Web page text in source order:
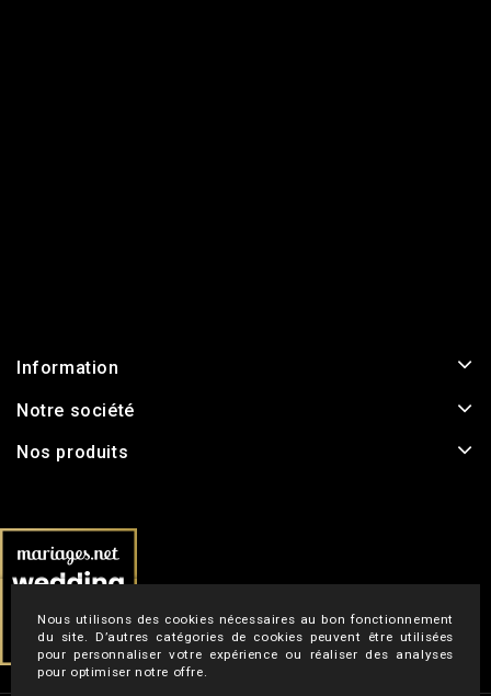
Nous utilisons des cookies nécessaires au bon fonctionnement
du site. D’autres catégories de cookies peuvent être utilisées
pour personnaliser votre expérience ou réaliser des analyses
pour optimiser notre offre.
Information
Notre société
Nos produits